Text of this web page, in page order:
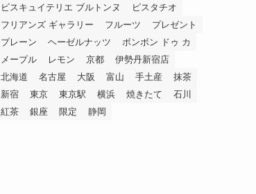
ビスキュイテリエ ブルトンヌ
ピスタチオ
フリアンズ ギャラリー
フルーツ
プレゼント
プレーン
ヘーゼルナッツ
ボンボン ドゥ カ
メープル
レモン 京都
伊勢丹新宿店
北海道
名古屋 大阪 富山 手土産
抹茶
新宿
東京 東京駅 横浜 焼きたて
石川
紅茶
銀座 限定 静岡